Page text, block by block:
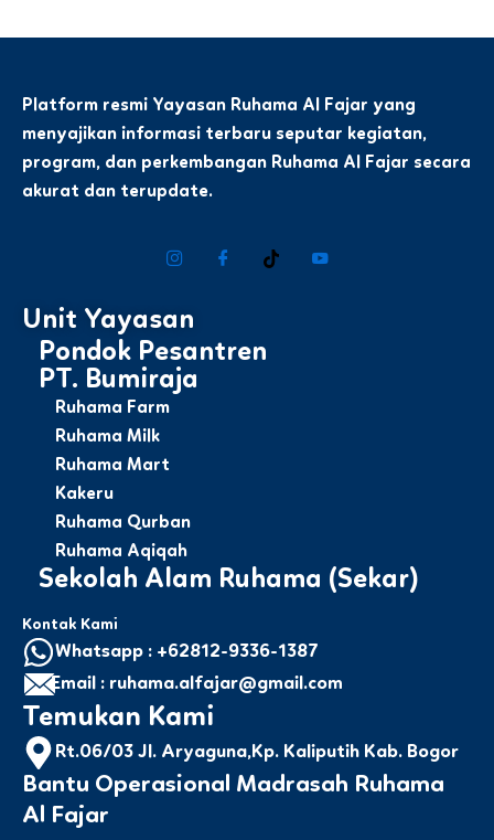
Platform resmi Yayasan Ruhama Al Fajar yang
menyajikan informasi terbaru seputar kegiatan,
program, dan perkembangan Ruhama Al Fajar secara
akurat dan terupdate.
Unit Yayasan
Pondok Pesantren
PT. Bumiraja
Ruhama Farm
Ruhama Milk
Ruhama Mart
Kakeru
Ruhama Qurban
Ruhama Aqiqah
Sekolah Alam Ruhama (Sekar)
Kontak Kami
Whatsapp : +62812-9336-1387
Email : ruhama.alfajar@gmail.com
Temukan Kami
Rt.06/03 Jl. Aryaguna,Kp. Kaliputih Kab. Bogor
Bantu Operasional Madrasah Ruhama
Al Fajar